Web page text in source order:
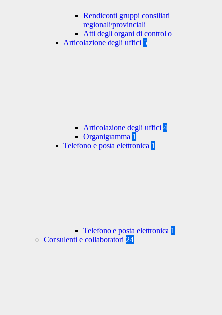
Rendiconti gruppi consiliari
regionali/provinciali
Atti degli organi di controllo
Articolazione degli uffici 5
Articolazione degli uffici 4
Organigramma 1
Telefono e posta elettronica 1
Telefono e posta elettronica 1
Consulenti e collaboratori 24